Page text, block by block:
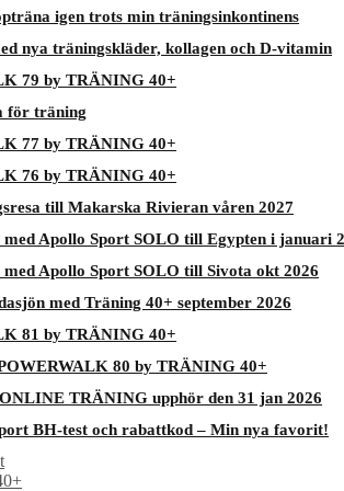
igen trots min träningsinkontinens
nya träningskläder, kollagen och D-vitamin
79 by TRÄNING 40+
för träning
77 by TRÄNING 40+
76 by TRÄNING 40+
till Makarska Rivieran våren 2027
med Apollo Sport SOLO till Egypten i januari
med Apollo Sport SOLO till Sivota okt 2026
med Träning 40+ september 2026
81 by TRÄNING 40+
80 by TRÄNING 40+
TRÄNING upphör den 31 jan 2026
BH-test och rabattkod – Min nya favorit!